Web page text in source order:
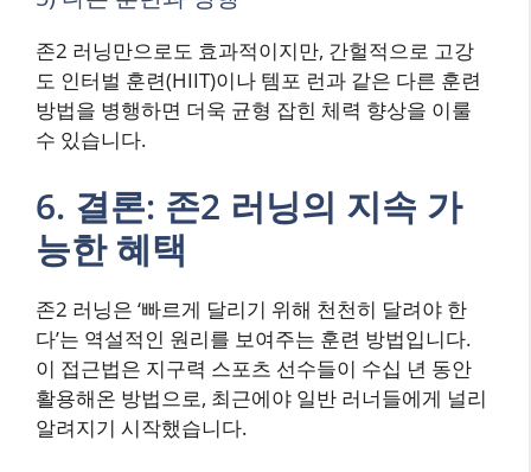
존2 러닝만으로도 효과적이지만, 간헐적으로 고강
도 인터벌 훈련(HIIT)이나 템포 런과 같은 다른 훈련
방법을 병행하면 더욱 균형 잡힌 체력 향상을 이룰
수 있습니다.
6. 결론: 존2 러닝의 지속 가
능한 혜택
존2 러닝은 ‘빠르게 달리기 위해 천천히 달려야 한
다’는 역설적인 원리를 보여주는 훈련 방법입니다.
이 접근법은 지구력 스포츠 선수들이 수십 년 동안
활용해온 방법으로, 최근에야 일반 러너들에게 널리
알려지기 시작했습니다.